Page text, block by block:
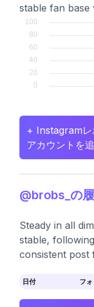
stable fan base
+ Instagramレ
アカウントを
@brobs_の
Steady in all
stable,
consistent post
日付 フ